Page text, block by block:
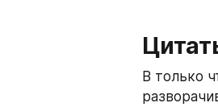
В только